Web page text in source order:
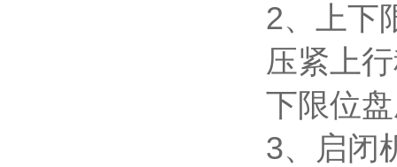
2、上下
压紧上
下限位
3、启闭